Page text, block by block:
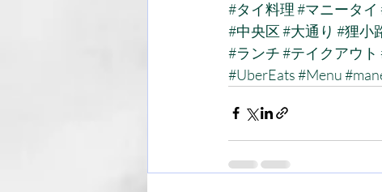
#タイ料理#マニータイ
#中央区#大通り #狸小
#ランチ#テイクアウト
#UberEats#Menu